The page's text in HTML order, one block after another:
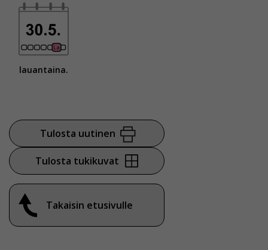
lauantaina.
Tulosta uutinen
Tulosta tukikuvat
Takaisin etusivulle